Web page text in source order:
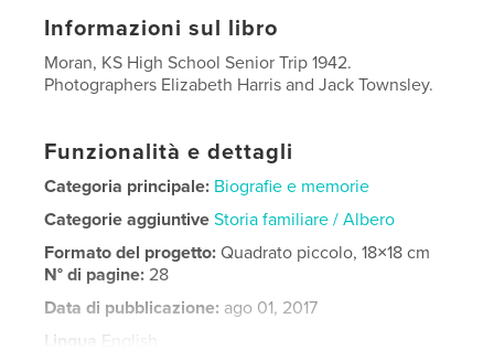
Informazioni sul libro
Moran, KS High School Senior Trip 1942.
Photographers Elizabeth Harris and Jack Townsley.
Funzionalità e dettagli
Categoria principale: Biografie e memorie
Categorie aggiuntive Storia familiare / Albero
Formato del progetto:Quadrato piccolo, 18×18 cm
N° di pagine: 28
Data di pubblicazione: ago 01, 2017
Lingua
English